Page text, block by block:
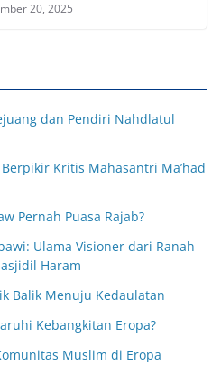
20, 2025
dan Pendiri Nahdlatul
Kritis Mahasantri Ma’had
Pernah Puasa Rajab?
Ulama Visioner dari Ranah
Haram
Balik Menuju Kedaulatan
Kebangkitan Eropa?
Muslim di Eropa